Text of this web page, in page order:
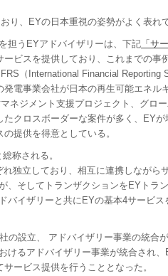
り、EYの日本重視の姿勢がよく表れて
担うEYアドバイザリーは、下記 「サ
ビスを提供しており、これまでの事
（International Financial Reporting
電事業会社が日本の再生可能エネル
ネジメント支援プロジェクト、グロ
クロスボーダーな案件が多く、EY
提供を得意としている。
称される。
独立しており、相互に連携しながら
そしてトランザクションをEYトラ
イザリーと共にEYの基本4サービ
設立、 アドバイザリー事業の統合が
るアドバイザリー事業が統合され
ービス提供を行うこととなった。